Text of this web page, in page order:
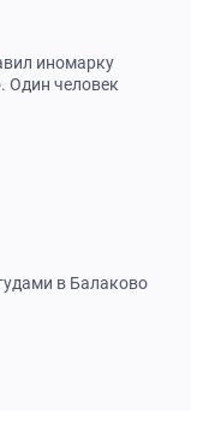
иномарку
Один человек
в Балаково